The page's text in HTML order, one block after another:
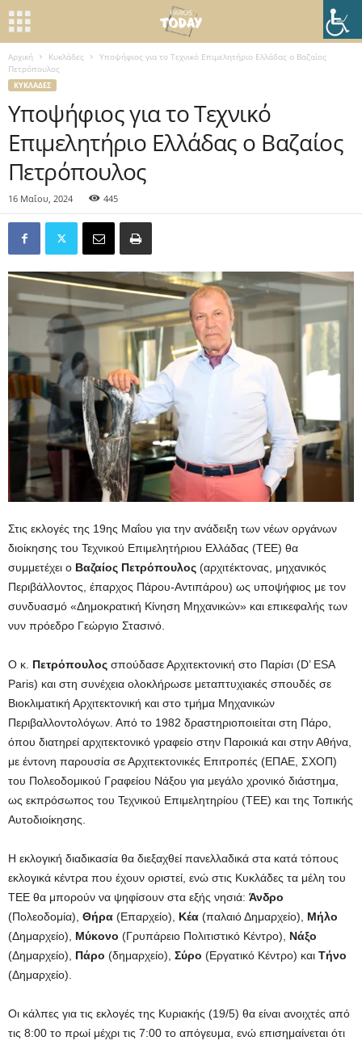
Αρχική Κυκλάδες
Υποψήφιος για το Τεχνικό Επιμελητήριο Ελλάδας ο Βαζαίος
Πετρόπουλος
ΚΥΚΛΆΔΕΣ
Υποψήφιος για το Τεχνικό
Επιμελητήριο Ελλάδας ο Βαζαίος
Πετρόπουλος
16 Μαΐου, 2024 445
Στις εκλογές της 19ης Μαΐου για την ανάδειξη των νέων οργάνων
διοίκησης του Τεχνικού Επιμελητήριου Ελλάδας (ΤΕΕ) θα
συμμετέχει ο Βαζαίος Πετρόπουλος (αρχιτέκτονας, μηχανικός
Περιβάλλοντος, έπαρχος Πάρου-Αντιπάρου) ως υποψήφιος με τον
συνδυασμό «Δημοκρατική Κίνηση Μηχανικών» και επικεφαλής των
νυν πρόεδρο Γεώργιο Στασινό.
Ο κ. Πετρόπουλος σπούδασε Αρχιτεκτονική στο Παρίσι (D’ ESA
Paris) και στη συνέχεια ολοκλήρωσε μεταπτυχιακές σπουδές σε
Βιοκλιματική Αρχιτεκτονική και στο τμήμα Μηχανικών
Περιβαλλοντολόγων. Από το 1982 δραστηριοποιείται στη Πάρο,
όπου διατηρεί αρχιτεκτονικό γραφείο στην Παροικιά και στην Αθήνα,
με έντονη παρουσία σε Αρχιτεκτονικές Επιτροπές (ΕΠΑΕ, ΣΧΟΠ)
του Πολεοδομικού Γραφείου Νάξου για μεγάλο χρονικό διάστημα,
ως εκπρόσωπος του Τεχνικού Επιμελητηρίου (ΤΕΕ) και της Τοπικής
Αυτοδιοίκησης.
Η εκλογική διαδικασία θα διεξαχθεί πανελλαδικά στα κατά τόπους
εκλογικά κέντρα που έχουν οριστεί, ενώ στις Κυκλάδες τα μέλη του
ΤΕΕ θα μπορούν να ψηφίσουν στα εξής νησιά: Άνδρο
(Πολεοδομία), Θήρα (Επαρχείο), Κέα (παλαιό Δημαρχείο), Μήλο
(Δημαρχείο), Μύκονο (Γρυπάρειο Πολιτιστικό Κέντρο), Νάξο
(Δημαρχείο), Πάρο (δημαρχείο), Σύρο (Εργατικό Kέντρο) και Τήνο
(Δημαρχείο).
Οι κάλπες για τις εκλογές της Κυριακής (19/5) θα είναι ανοιχτές από
τις 8:00 το πρωί μέχρι τις 7:00 το απόγευμα, ενώ επισημαίνεται ότι